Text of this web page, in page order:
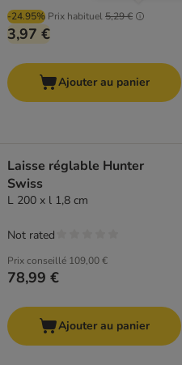
-24.95% Prix habituel5,29 €
3,97 €
Ajouter au panier
Laisse réglable Hunter
Swiss
L 200 x l 1,8 cm
Prix conseillé 109,00 €
78,99 €
Not rated
Ajouter au panier